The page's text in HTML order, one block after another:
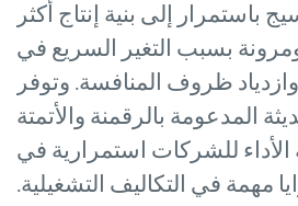
باستمرار إلى بنية إنتاج أكثر
بسبب التغير السريع في
ظروف المنافسة. وتوفر
المدعومة بالرقمنة والأتمتة
الأداء للشركات استمرارية في
مهمة في التكاليف التشغيلية.